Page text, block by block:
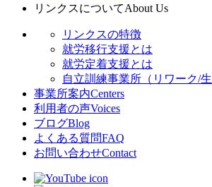
リンクスについてAbout Us
リンクスの特徴
就労移行支援とは
就労定着支援とは
自立訓練事業所（リワーク/生
事業所案内Centers
利用者の声Voices
ブログBlog
よくある質問FAQ
お問い合わせContact